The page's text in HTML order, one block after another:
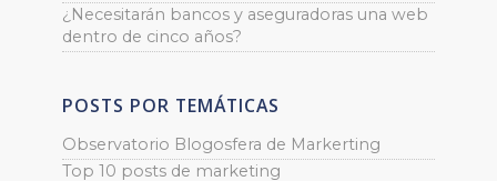
¿Necesitarán bancos y aseguradoras una web
dentro de cinco años?
POSTS POR TEMÁTICAS
Observatorio Blogosfera de Markerting
Top 10 posts de marketing